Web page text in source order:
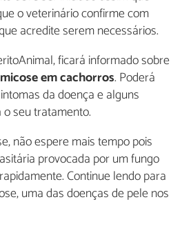
o veterinário confirme com
acredite serem necessários.
ficará informado sobre
em cachorros. Poderá
da doença e alguns
seu tratamento.
não espere mais tempo pois
provocada por um fungo
Continue lendo para
uma das doenças de pele nos